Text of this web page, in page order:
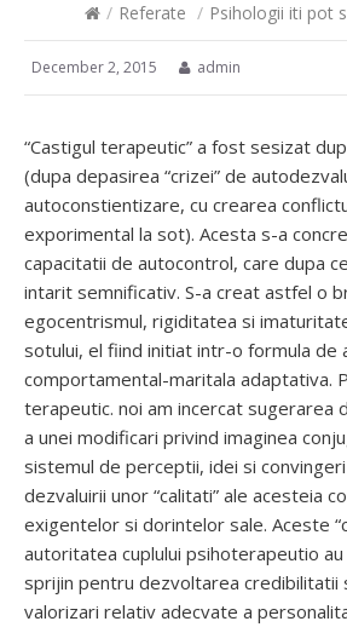
/ Referate / Psihologii iti pot
December 2, 2015 admin
“Castigul terapeutic” a fost sesizat
(dupa depasirea “crizei” de
autoconstientizare, cu crearea
exporimental la sot). Acesta s-a
capacitatii de autocontrol, care dupa
intarit semnificativ. S-a creat astfel o
egocentrismul, rigiditatea si
sotului, el fiind initiat intr-o formula de
comportamental-maritala adaptativa.
terapeutic. noi am incercat sugerarea
a unei modificari privind imaginea
sistemul de perceptii, idei si
dezvaluirii unor “calitati” ale acesteia
exigentelor si dorintelor sale. Aceste
autoritatea cuplului psihoterapeutio
sprijin pentru dezvoltarea credibilitatii
valorizari relativ adecvate a